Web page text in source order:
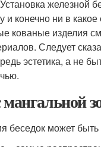
железной
и конечно ни в
кованые изделия
Следует
эстетика, а не
мангальной
беседок может